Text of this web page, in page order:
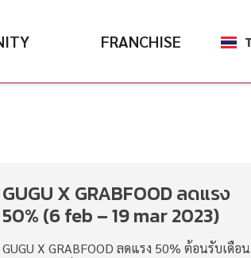
FRANCHISE
GUGU X GRABFOOD ลดแรง
50% (6 feb – 19 mar 2023)
GUGU X GRABFOOD ลดแรง 50% ต้อนรับเดือน